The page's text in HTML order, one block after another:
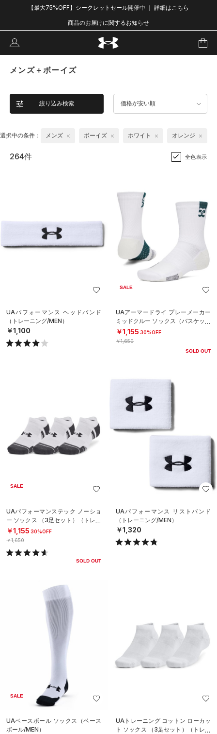
【最大75%OFF】シークレットセール開催中 ｜ 詳細はこちら
商品のお届けに関するお知らせ
メンズ＋ボーイズ
絞り込み検索 価格が安い順
選択中の条件： メンズ ボーイズ ホワイト オレンジ
264件 全色表示
UAパフォーマンス ヘッドバンド
（トレーニング/MEN）
￥1,100
SALE
UAアーマードライ プレーメーカー
ミッドクルー ソックス（バスケット
ボール/UNISEX）
￥1,155 30%OFF
￥1,650
SOLD OUT
SALE
UAパフォーマンステック ノーショ
ー ソックス （3足セット）（トレー
ニング/UNISEX）
￥1,155 30%OFF
￥1,650
SOLD OUT
UAパフォーマンス リストバンド
（トレーニング/MEN）
￥1,320
SALE
UAベースボール ソックス（ベース
ボール/MEN）
UAトレーニング コットン ローカッ
ト ソックス （3足セット）（トレー